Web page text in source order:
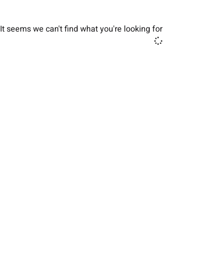
It seems we can't find what you're looking for.